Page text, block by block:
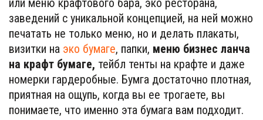
или меню крафтового бара, эко ресторана,
заведений с уникальной концепцией, на ней можно
печатать не только меню, но и делать плакаты,
визитки на эко бумаге, папки, меню бизнес ланча
на крафт бумаге, тейбл тенты на крафте и даже
номерки гардеробные. Бумга достаточно плотная,
приятная на ощупь, когда вы ее трогаете, вы
понимаете, что именно эта бумага вам подходит.